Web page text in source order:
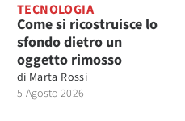
TECNOLOGIA
Come si ricostruisce lo
sfondo dietro un
oggetto rimosso
di Marta Rossi
5 Agosto 2026